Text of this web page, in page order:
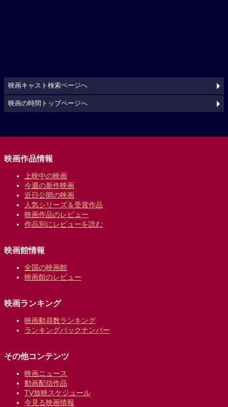
映画キャスト検索ページへ
映画の時間トップページへ
映画作品情報
上映中の映画
今週の新作映画
近日公開の映画
人気シリーズ＆受賞作品
映画作品のレビュー
作品別にレビューを読む
映画館情報
全国の映画館
映画館のレビュー
映画ランキング
映画動員数ランキング
ランキングバックナンバー
その他コンテンツ
映画ニュース
動画配信作品
TV放映スケジュール
今見る映画情報